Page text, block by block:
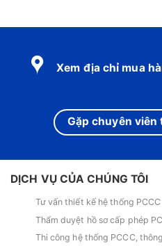
Xem địa chỉ mua
Gặp chuyên viên
DỊCH VỤ CỦA CHÚNG TÔI
Tư vấn thiết kế hệ thống PCCC
Thẩm duyệt hồ sơ cấp phép
Thi công hệ thống PCCC,